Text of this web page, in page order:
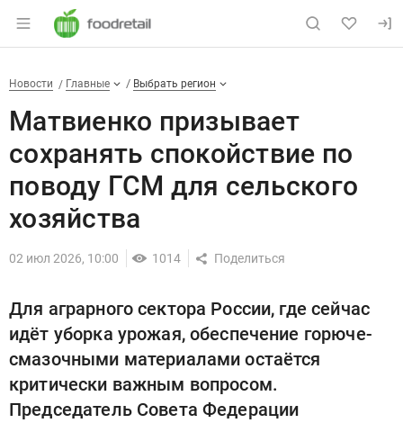
Раздел навигации по сайту
Матвиенко призывает
Новости
Разделы
Новости Главные Выбрать регион
Матвиенко призывает
сохранять спокойствие по
поводу ГСМ для сельского
хозяйства
02 июл 2026, 10:00 1014
Для аграрного сектора России, где сейчас
идёт уборка урожая, обеспечение горюче-
смазочными материалами остаётся
критически важным вопросом.
Председатель Совета Федерации